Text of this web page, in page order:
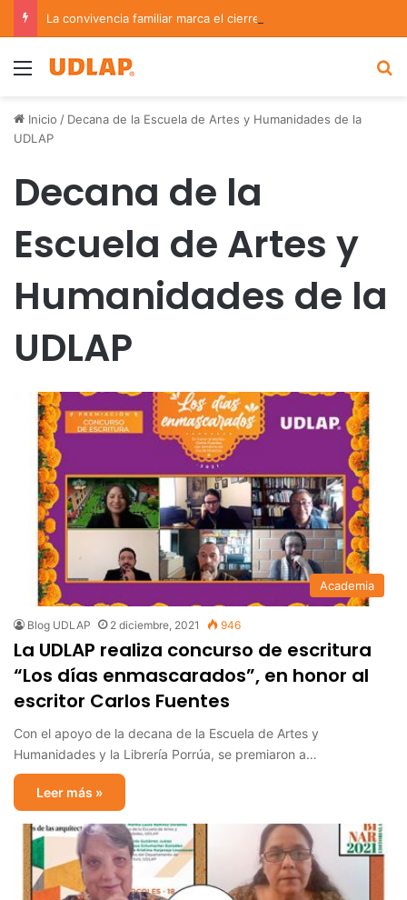
Menu
Inicio / Decana de la Escuela de Artes y Humanidades de la
UDLAP
Decana de la
Escuela de Artes y
Humanidades de la
UDLAP
Academia
Blog UDLAP 2 diciembre, 2021 946
La UDLAP realiza concurso de escritura
“Los días enmascarados”, en honor al
escritor Carlos Fuentes
Con el apoyo de la decana de la Escuela de Artes y
Humanidades y la Librería Porrúa, se premiaron a…
Leer más »